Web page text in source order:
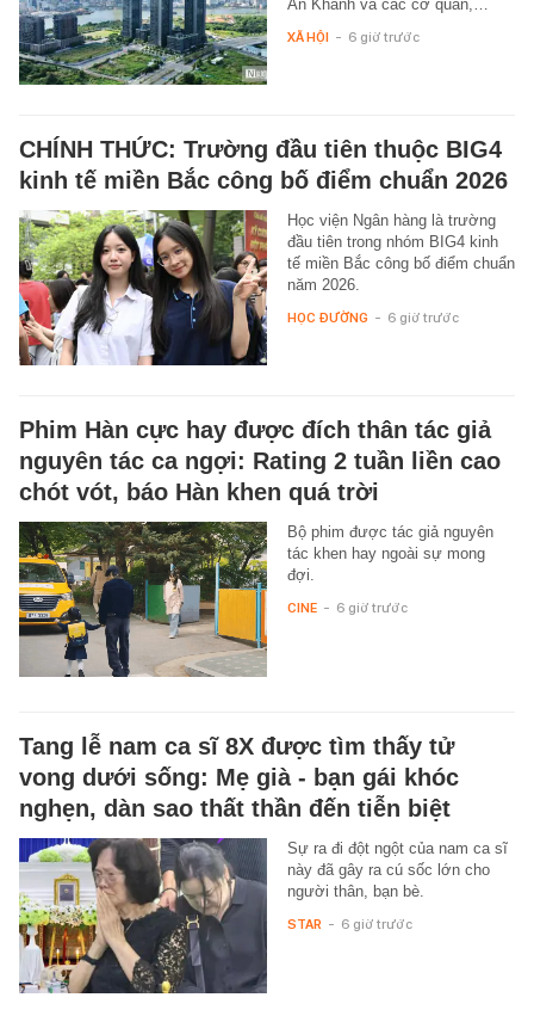
An Khánh và các cơ quan,…
XÃ HỘI - 6 giờ trước
CHÍNH THỨC: Trường đầu tiên thuộc BIG4
kinh tế miền Bắc công bố điểm chuẩn 2026
Học viện Ngân hàng là trường
đầu tiên trong nhóm BIG4 kinh
tế miền Bắc công bố điểm chuẩn
năm 2026.
HỌC ĐƯỜNG - 6 giờ trước
Phim Hàn cực hay được đích thân tác giả
nguyên tác ca ngợi: Rating 2 tuần liền cao
chót vót, báo Hàn khen quá trời
Bộ phim được tác giả nguyên
tác khen hay ngoài sự mong
đợi.
CINE - 6 giờ trước
Tang lễ nam ca sĩ 8X được tìm thấy tử
vong dưới sống: Mẹ già - bạn gái khóc
nghẹn, dàn sao thất thần đến tiễn biệt
Sự ra đi đột ngột của nam ca sĩ
này đã gây ra cú sốc lớn cho
người thân, bạn bè.
STAR - 6 giờ trước